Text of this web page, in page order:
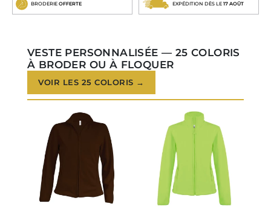
BRODERIE OFFERTE EXPÉDITION DÈS LE 17 AOÛT
VESTE PERSONNALISÉE — 25 COLORIS
À BRODER OU À FLOQUER
VOIR LES 25 COLORIS →